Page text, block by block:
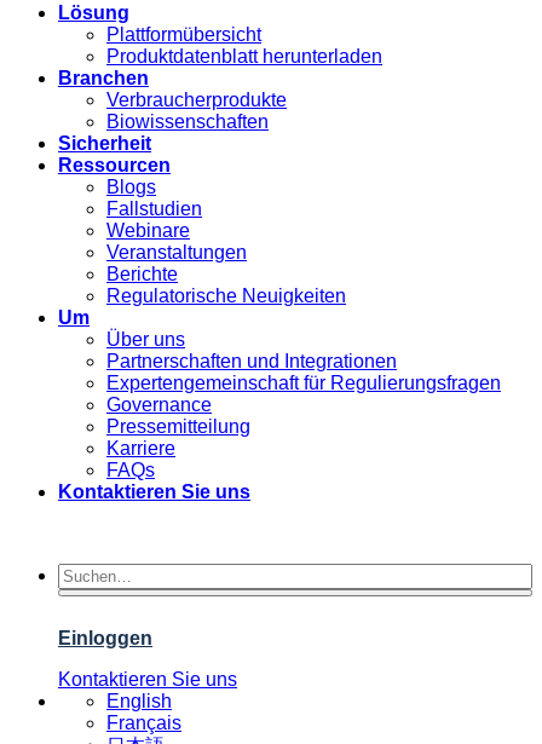
Lösung
Plattformübersicht
Produktdatenblatt herunterladen
Branchen
Verbraucherprodukte
Biowissenschaften
Sicherheit
Ressourcen
Blogs
Fallstudien
Webinare
Veranstaltungen
Berichte
Regulatorische Neuigkeiten
Um
Über uns
Partnerschaften und Integrationen
Expertengemeinschaft für Regulierungsfragen
Governance
Pressemitteilung
Karriere
FAQs
Kontaktieren Sie uns
Einloggen
Kontaktieren Sie uns
English
Français